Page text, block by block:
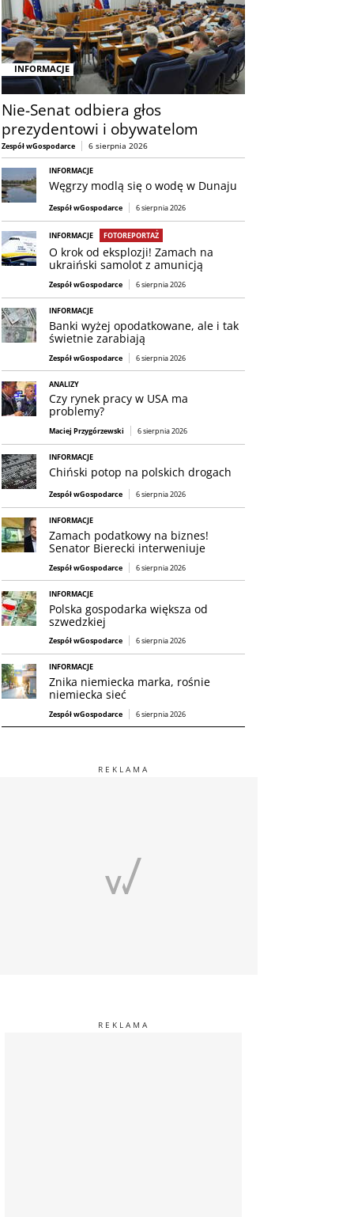
INFORMACJE
Nie-Senat odbiera głos
prezydentowi i obywatelom
Zespół wGospodarce 6 sierpnia 2026
INFORMACJE
Węgrzy modlą się o wodę w Dunaju
Zespół wGospodarce 6 sierpnia 2026
INFORMACJE FOTOREPORTAŻ
O krok od eksplozji! Zamach na
ukraiński samolot z amunicją
Zespół wGospodarce 6 sierpnia 2026
INFORMACJE
Banki wyżej opodatkowane, ale i tak
świetnie zarabiają
Zespół wGospodarce 6 sierpnia 2026
ANALIZY
Czy rynek pracy w USA ma
problemy?
Maciej Przygórzewski 6 sierpnia 2026
INFORMACJE
Chiński potop na polskich drogach
Zespół wGospodarce 6 sierpnia 2026
INFORMACJE
Zamach podatkowy na biznes!
Senator Bierecki interweniuje
Zespół wGospodarce 6 sierpnia 2026
INFORMACJE
Polska gospodarka większa od
szwedzkiej
Zespół wGospodarce 6 sierpnia 2026
INFORMACJE
Znika niemiecka marka, rośnie
niemiecka sieć
Zespół wGospodarce 6 sierpnia 2026